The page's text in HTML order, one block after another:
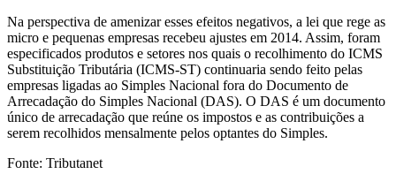
Na perspectiva de amenizar esses efeitos negativos, a lei que rege as
micro e pequenas empresas recebeu ajustes em 2014. Assim, foram
especificados produtos e setores nos quais o recolhimento do ICMS
Substituição Tributária (ICMS-ST) continuaria sendo feito pelas
empresas ligadas ao Simples Nacional fora do Documento de
Arrecadação do Simples Nacional (DAS). O DAS é um documento
único de arrecadação que reúne os impostos e as contribuições a
serem recolhidos mensalmente pelos optantes do Simples.
Fonte: Tributanet